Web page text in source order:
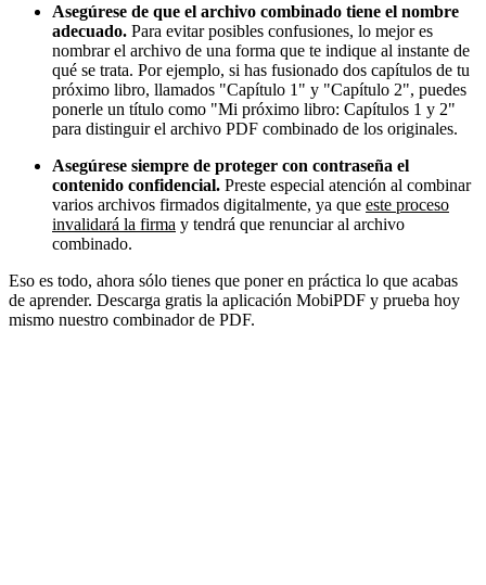
Asegúrese de que el archivo combinado tiene el nombre
adecuado. Para evitar posibles confusiones, lo mejor es
nombrar el archivo de una forma que te indique al instante de
qué se trata. Por ejemplo, si has fusionado dos capítulos de tu
próximo libro, llamados "Capítulo 1" y "Capítulo 2", puedes
ponerle un título como "Mi próximo libro: Capítulos 1 y 2"
para distinguir el archivo PDF combinado de los originales.
Asegúrese siempre de proteger con contraseña el
contenido confidencial. Preste especial atención al combinar
varios archivos firmados digitalmente, ya que este proceso
invalidará la firma y tendrá que renunciar al archivo
combinado.
Eso es todo, ahora sólo tienes que poner en práctica lo que acabas
de aprender. Descarga gratis la aplicación MobiPDF y prueba hoy
mismo nuestro combinador de PDF.